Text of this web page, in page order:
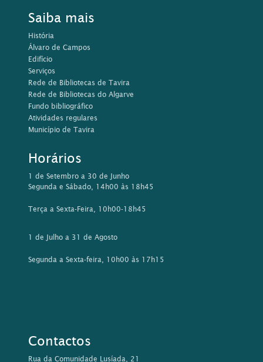
Saiba mais
História
Álvaro de Campos
Edifício
Serviços
Rede de Bibliotecas de Tavira
Rede de Bibliotecas do Algarve
Fundo bibliográfico
Atividades regulares
Município de Tavira
Horários
1 de Setembro a 30 de Junho
Segunda e Sábado, 14h00 às 18h45
Terça a Sexta-Feira, 10h00-18h45
1 de Julho a 31 de Agosto
Segunda a Sexta-feira, 10h00 às 17h15
Contactos
Rua da Comunidade Lusíada, 21